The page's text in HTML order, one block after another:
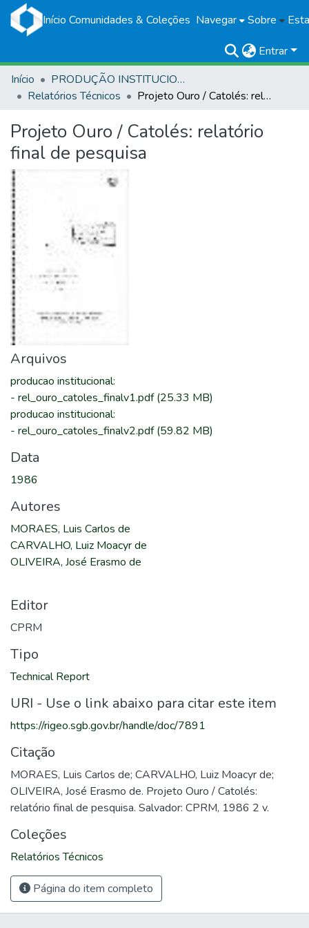
Início Comunidades & Coleções Navegar Sobre
Entrar
Início
PRODUÇÃO INSTITUCIONAL
Relatórios Técnicos
Projeto Ouro / Catolés: relatório final de pesquisa
Projeto Ouro / Catolés: relatório
final de pesquisa
Arquivos
producao institucional:
- rel_ouro_catoles_finalv1.pdf(25.33 MB)
producao institucional:
- rel_ouro_catoles_finalv2.pdf(59.82 MB)
Data
1986
Autores
MORAES, Luis Carlos de
CARVALHO, Luiz Moacyr de
OLIVEIRA, José Erasmo de
Editor
CPRM
Tipo
Technical Report
URI - Use o link abaixo para citar este item
https://rigeo.sgb.gov.br/handle/doc/7891
Citação
MORAES, Luis Carlos de; CARVALHO, Luiz Moacyr de;
OLIVEIRA, José Erasmo de. Projeto Ouro / Catolés:
relatório final de pesquisa. Salvador: CPRM, 1986 2 v.
Coleções
Relatórios Técnicos
Página do item completo